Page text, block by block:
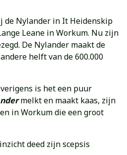
de Nylander in It Heidenskip
Leane in Workum. Nu zijn
De Nylander maakt de
helft van de 600.000
is het een puur
melkt en maakt kaas, zijn
in Workum die een groot
deed zijn scepsis